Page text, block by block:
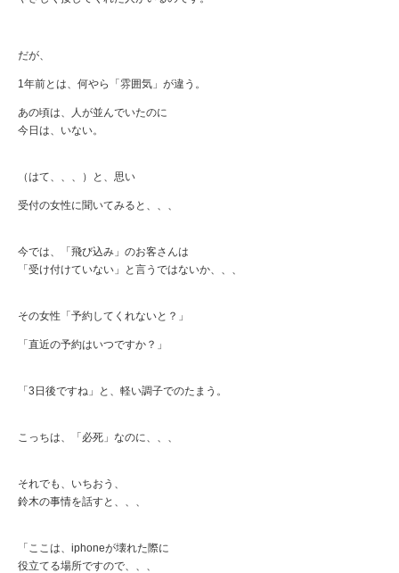
だが、
1年前とは、何やら「雰囲気」が違う。
あの頃は、人が並んでいたのに
今日は、いない。
（はて、、、）と、思い
受付の女性に聞いてみると、、、
今では、「飛び込み」のお客さんは
「受け付けていない」と言うではないか、、、
その女性「予約してくれないと？」
「直近の予約はいつですか？」
「3日後ですね」と、軽い調子でのたまう。
こっちは、「必死」なのに、、、
それでも、いちおう、
鈴木の事情を話すと、、、
「ここは、iphoneが壊れた際に
役立てる場所ですので、、、